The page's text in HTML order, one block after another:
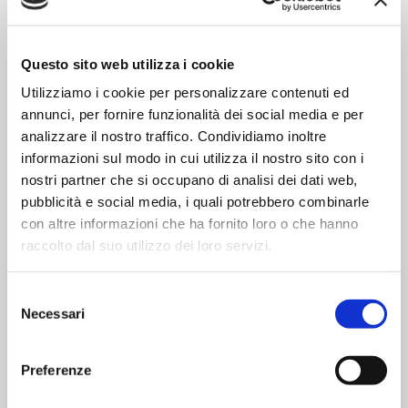
Questo sito web utilizza i cookie
Utilizziamo i cookie per personalizzare contenuti ed
annunci, per fornire funzionalità dei social media e per
analizzare il nostro traffico. Condividiamo inoltre
informazioni sul modo in cui utilizza il nostro sito con i
nostri partner che si occupano di analisi dei dati web,
pubblicità e social media, i quali potrebbero combinarle
con altre informazioni che ha fornito loro o che hanno
raccolto dal suo utilizzo dei loro servizi.
delNecessari
Preferenze
giorno.
Peso 4-9 Kg | 400-800 g
Peso 10-14 Kg | 800-1020 g
Peso 15-24 Kg | 1070-1150 g
Peso 25-34 Kg | 1600-2000 g
Peso oltre 35 Kg | 2050 g ed oltre
Non aprire la confezione se deformata, o laddove si
verifichi un rigonfiamento.
Modalità di preparazione
Servire a temperatura ambiente, oppure intiepidire.
freddo. Lasciare sempre a disposizione dell'animale